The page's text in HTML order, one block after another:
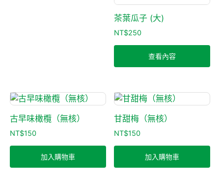
茶葉瓜子 (大)
NT$250
查看內容
古早味橄欖（無核）
NT$150
加入購物車
甘甜梅（無核）
NT$150
加入購物車